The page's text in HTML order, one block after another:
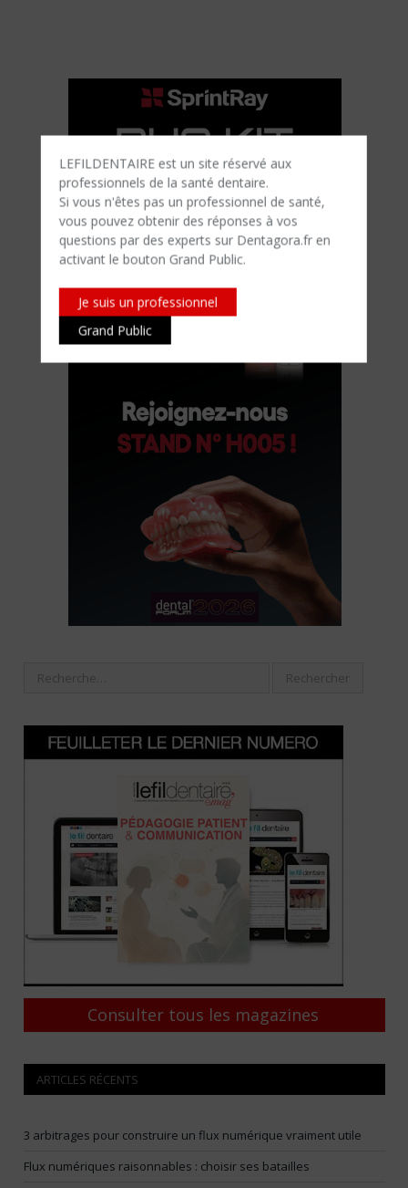
LEFILDENTAIRE est un site réservé aux
professionnels de la santé dentaire.
Si vous n'êtes​ pas un professionnel de santé,
vous pouvez obtenir des réponses à vos
questions par des experts sur Dentagora.fr en
activant le bouton Grand Public.
Je suis un professionnel
Grand Public
Consulter tous les magazines
ARTICLES RÉCENTS
3 arbitrages pour construire un flux numérique vraiment utile
Flux numériques raisonnables : choisir ses batailles